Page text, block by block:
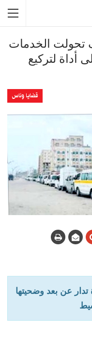
تحولت الخدمات
أداة لتركيع
قضايا وناس
تدار عن بعد وضحيتها